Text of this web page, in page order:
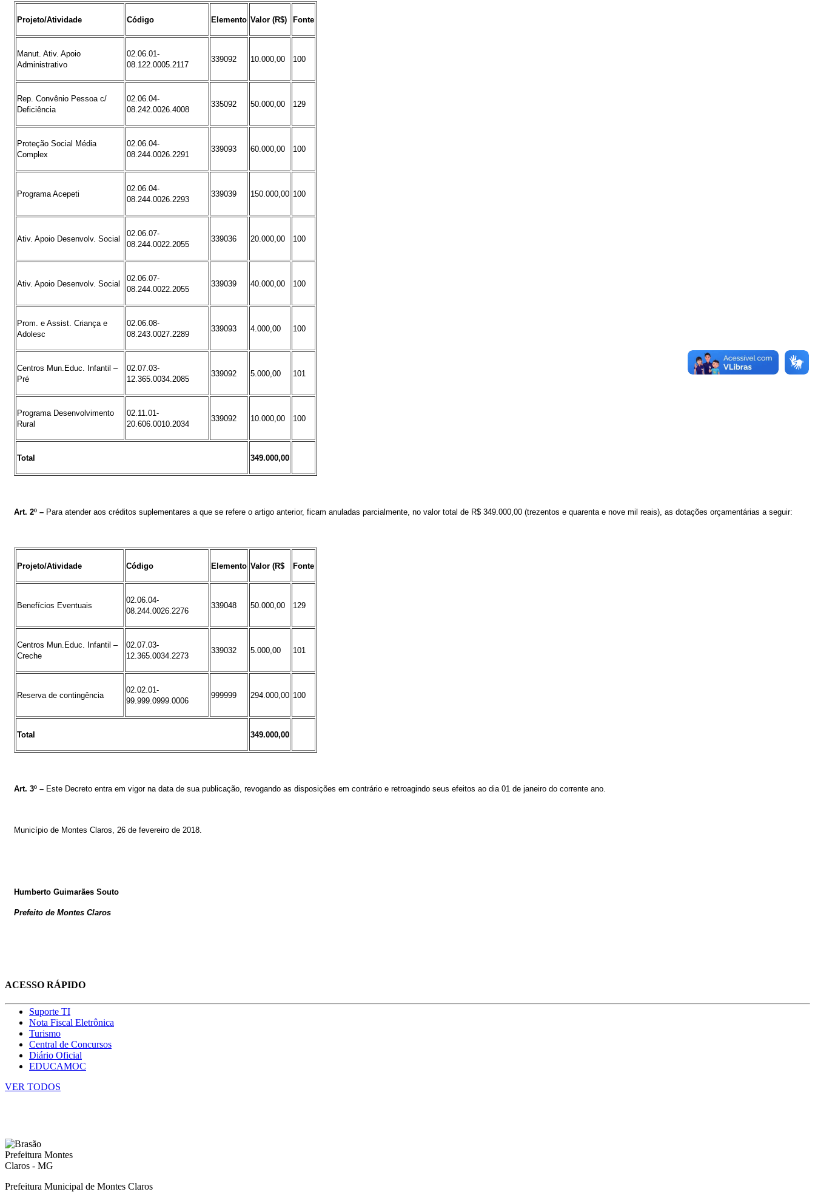
Projeto/Atividade Código Elemento Valor (R$) Fonte
Manut. Ativ. Apoio
Administrativo
02.06.01-
08.122.0005.2117
339092 10.000,00 100
Rep. Convênio Pessoa c/
Deficiência
02.06.04-
08.242.0026.4008
335092 50.000,00 129
Proteção Social Média
Complex
02.06.04-
08.244.0026.2291
339093 60.000,00 100
Programa Acepeti
02.06.04-
08.244.0026.2293
339039 150.000,00 100
Ativ. Apoio Desenvolv. Social
02.06.07-
08.244.0022.2055
339036 20.000,00 100
Ativ. Apoio Desenvolv. Social
02.06.07-
08.244.0022.2055
339039 40.000,00 100
Prom. e Assist. Criança e
Adolesc
02.06.08-
08.243.0027.2289
339093 4.000,00 100
Centros Mun.Educ. Infantil –
Pré
02.07.03-
12.365.0034.2085
339092 5.000,00 101
Programa Desenvolvimento
Rural
02.11.01-
20.606.0010.2034
339092 10.000,00 100
Total 349.000,00
Art. 2º – Para atender aos créditos suplementares a que se refere o artigo anterior, ficam anuladas parcialmente, no valor total de R$ 349.000,00 (trezentos e quarenta e nove mil reais), as dotações orçamentárias a seguir:
Projeto/Atividade Código Elemento Valor (R$ Fonte
Benefícios Eventuais
02.06.04-
08.244.0026.2276
339048 50.000,00 129
Centros Mun.Educ. Infantil –
Creche
02.07.03-
12.365.0034.2273
339032 5.000,00 101
Reserva de contingência
02.02.01-
99.999.0999.0006
999999 294.000,00 100
Total 349.000,00
Art. 3º – Este Decreto entra em vigor na data de sua publicação, revogando as disposições em contrário e retroagindo seus efeitos ao dia 01 de janeiro do corrente ano.
Município de Montes Claros, 26 de fevereiro de 2018
Humberto Guimarães Souto
Prefeito de Montes Claros
ACESSO RÁPIDO
Suporte TI
Nota Fiscal Eletrônica
Turismo
Central de Concursos
Diário Oficial
EDUCAMOC
VER TODOS
Prefeitura Municipal de Montes Claros